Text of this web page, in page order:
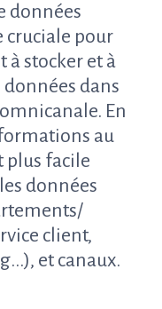
données
cruciale pour
à stocker et à
dans
En
au
plus facile
données
client,
et canaux.